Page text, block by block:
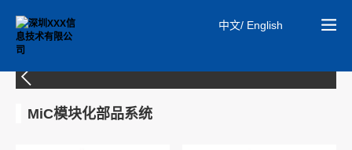
中文/ English
01
安旷板板材系统
MiC模块化部品系统